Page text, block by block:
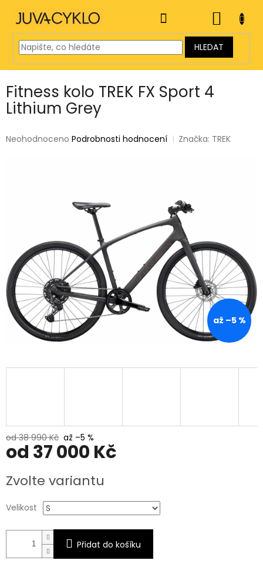
obsah
HLEDAT
KOŠÍK
Fitness kolo TREK FX Sport 4
Lithium Grey
Průměrné
Neohodnoceno Podrobnosti hodnocení Značka: TREK
až –5 %
od 38 990 Kč až –5 %
od 37 000 Kč
cena:
Zvolte variantu
Velikost
Přidat do košíku